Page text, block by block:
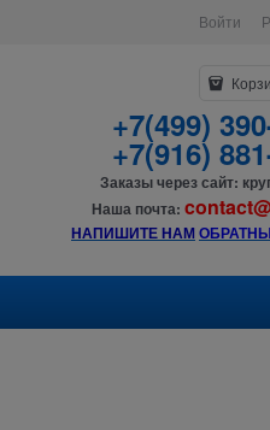
Войти
+7(499)
+7(916)
Заказы через сайт:
Наша почта:
НАПИШИТЕ НАМО